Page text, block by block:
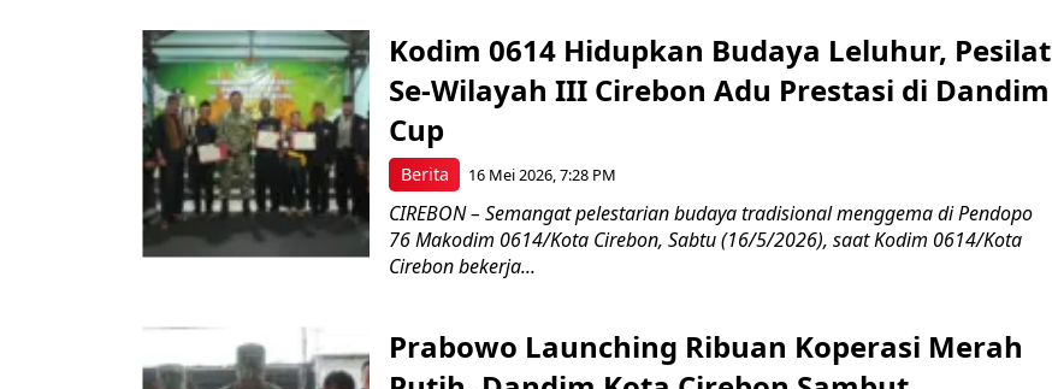
Berita
Kodim 0614 Hidupkan Budaya Leluhur, Pesilat
Se-Wilayah III Cirebon Adu Prestasi di Dandim
Cup
16 Mei 2026, 7:28 PM
CIREBON – Semangat pelestarian budaya tradisional menggema di Pendopo
76 Makodim 0614/Kota Cirebon, Sabtu (16/5/2026), saat Kodim 0614/Kota
Cirebon bekerja...
Prabowo Launching Ribuan Koperasi Merah